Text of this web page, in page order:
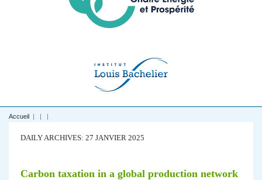
Accueil | | |
DAILY ARCHIVES: 27 JANVIER 2025
Carbon taxation in a global production network